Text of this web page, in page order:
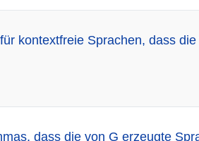
kontextfreie Sprachen, dass
dass die von G erzeugte